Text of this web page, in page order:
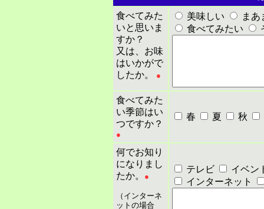
食べてみた
いと思いま
すか？
又は、お味
はいかがで
したか。
●
美味しい
ま
食べてみたい
食べてみた
い季節はい
つですか？
●
春 夏 秋
何でお知り
になりまし
たか。
●
（インターネ
ットの場合
テレビ
イベン
インターネット